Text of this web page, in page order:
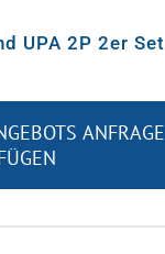
UPA 2P 2er Set
ANFRAGE